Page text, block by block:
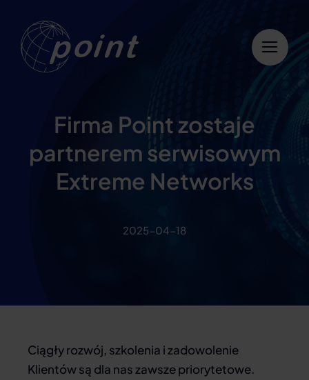
zawartości
Firma Point zostaje
partnerem serwisowym
Extreme Networks
2025-04-18
Ciągły rozwój, szkolenia i zadowolenie
Klientów są dla nas zawsze priorytetowe.